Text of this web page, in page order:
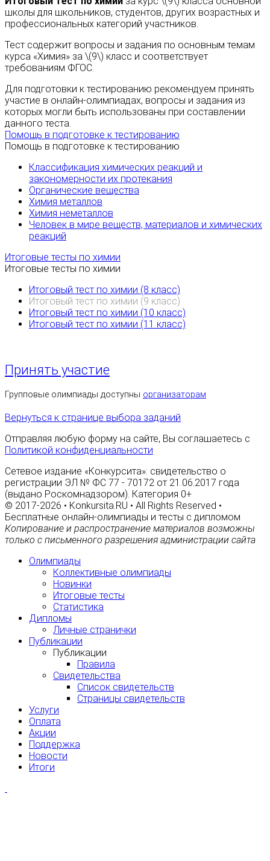
школы для школьников, студентов, других возрастных и
профессиональных категорий участников.
Тест содержит вопросы и задания по основным темам
курса «Химия» за \(9\) класс и соответствует
требованиям ФГОС.
Для подготовки к тестированию рекомендуем принять
участие в онлайн-олимпиадах, вопросы и задания из
которых могли быть использованы при составлении
данного теста.
Помощь в подготовке к тестированию
Помощь в подготовке к тестированию
Классификация химических реакций и
закономерности их протекания
Органические вещества
Химия металлов
Химия неметаллов
Человек в мире веществ, материалов и химических
реакций
Итоговые тесты по химии
Итоговые тесты по химии
Итоговый тест по химии (8 класс)
Итоговый тест по химии (9 класс)
Итоговый тест по химии (10 класс)
Итоговый тест по химии (11 класс)
Принять участие
Групповые олимпиады доступны организаторам
Вернуться к странице выбора заданий
Отправляя любую форму на сайте, Вы соглашаетесь с
Политикой конфиденциальности
Сетевое издание «Конкурсита»: свидетельство о
регистрации ЭЛ № ФС 77 - 70172 от 21.06.2017 года
(выдано Роскомнадзором). Категория 0+
© 2017-2026 • Konkursita.RU • All Rights Reserved •
Бесплатные онлайн-олимпиады и тесты с дипломом
Копирование и распространение материалов возможны
только с письменного разрешения администрации сайта
Олимпиады
Коллективные олимпиады
Новинки
Итоговые тесты
Статистика
Дипломы
Личные странички
Публикации
Публикации
Правила
Свидетельства
Список свидетельств
Страницы свидетельств
Услуги
Оплата
Акции
Поддержка
Новости
Итоги